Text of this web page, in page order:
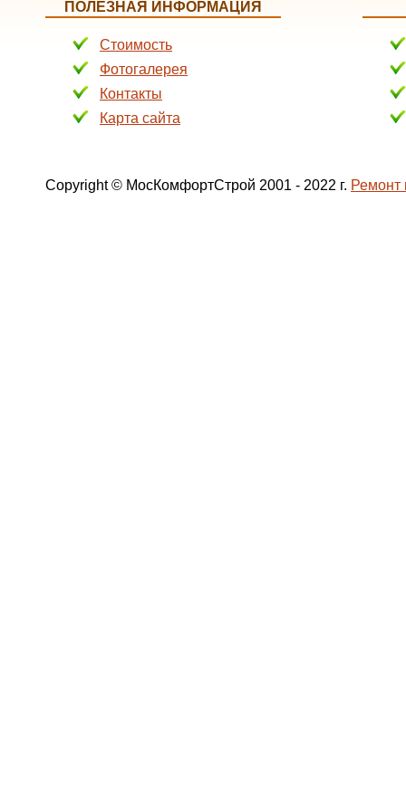
Рублевское шоссе
ПОЛЕЗНАЯ ИНФОРМАЦИЯ
Стоимость
Фотогалерея
Контакты
Карта сайта
Copyright © МосКомфортСтрой 2001 - 2022 г. Ремонт